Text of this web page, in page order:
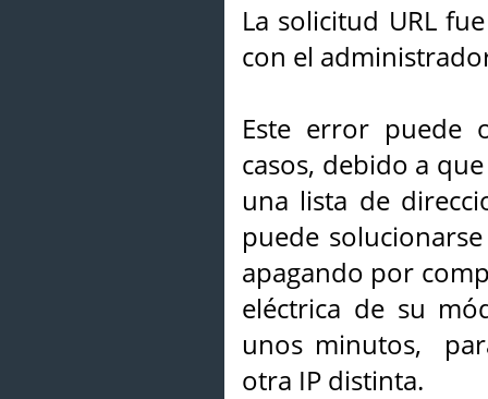
La solicitud URL
con el
Este error puede
casos, debido a
una lista de
puede
apagando por
eléctrica de su
unos minutos,
otra IP distinta.